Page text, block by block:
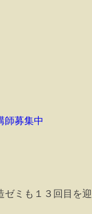
師募集中
ゼミも１３回目を迎